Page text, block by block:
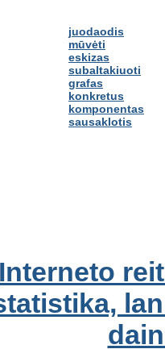
juodaodis
mūvėti
eskizas
subaltakiuoti
grafas
konkretus
komponentas
sausaklotis